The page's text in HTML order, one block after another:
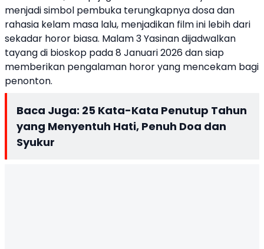
menjadi simbol pembuka terungkapnya dosa dan
rahasia kelam masa lalu, menjadikan film ini lebih dari
sekadar horor biasa. Malam 3 Yasinan dijadwalkan
tayang di bioskop pada 8 Januari 2026 dan siap
memberikan pengalaman horor yang mencekam bagi
penonton.
Baca Juga: 25 Kata-Kata Penutup Tahun
yang Menyentuh Hati, Penuh Doa dan
Syukur